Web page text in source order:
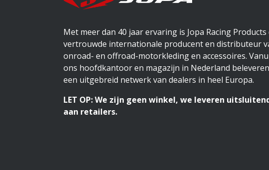
Met meer dan 40 jaar ervaring is Jopa Racing Products
vertrouwde internationale producent en distributeur
onroad- en offroad-motorkleding en accessoires.
ons hoofdkantoor en magazijn in Nederland
een uitgebreid netwerk van dealers in heel Europa.
LET OP: We zijn geen winkel, we leveren
aan retailers.